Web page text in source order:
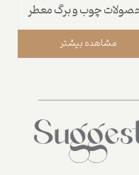
مشاهده بیشتر
چوب و برگ معطر